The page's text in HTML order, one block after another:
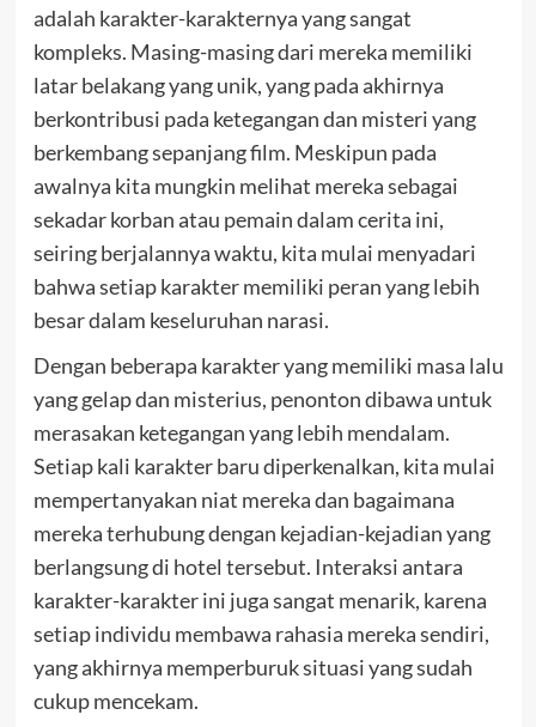
adalah karakter-karakternya yang sangat
kompleks. Masing-masing dari mereka memiliki
latar belakang yang unik, yang pada akhirnya
berkontribusi pada ketegangan dan misteri yang
berkembang sepanjang film. Meskipun pada
awalnya kita mungkin melihat mereka sebagai
sekadar korban atau pemain dalam cerita ini,
seiring berjalannya waktu, kita mulai menyadari
bahwa setiap karakter memiliki peran yang lebih
besar dalam keseluruhan narasi.
Dengan beberapa karakter yang memiliki masa lalu
yang gelap dan misterius, penonton dibawa untuk
merasakan ketegangan yang lebih mendalam.
Setiap kali karakter baru diperkenalkan, kita mulai
mempertanyakan niat mereka dan bagaimana
mereka terhubung dengan kejadian-kejadian yang
berlangsung di hotel tersebut. Interaksi antara
karakter-karakter ini juga sangat menarik, karena
setiap individu membawa rahasia mereka sendiri,
yang akhirnya memperburuk situasi yang sudah
cukup mencekam.